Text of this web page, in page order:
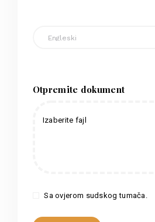
Otpremite dokument
Izaberite fajl
Sa ovjerom sudskog tumača.